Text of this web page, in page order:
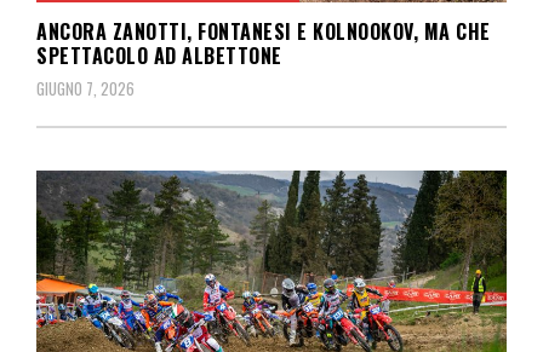
ANCORA ZANOTTI, FONTANESI E KOLNOOKOV, MA CHE
SPETTACOLO AD ALBETTONE
GIUGNO 7, 2026